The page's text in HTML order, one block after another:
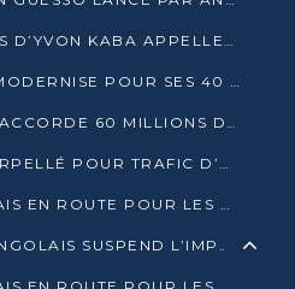
L’ASSOCIATION LES AMIS D’YVON KABA APPELLENT DENIS SASSOU N’GUESSO À SE PORTER CANDIDAT
CONGO : LE BCBTP SE MODERNISE POUR SES 40 ANS D’EXISTENCE
LA BANQUE MONDIALE ACCORDE 60 MILLIONS DE DOLLARS POUR LA RÉSILIENCE URBAINE AU CONGO
NKAYI : UN HOMME INTERPELLÉ POUR TRAFIC D’UN BÉBÉ CHIMPANZÉ
55 ÉTUDIANTS CONGOLAIS EN ROUTE POUR LES UNIVERSITÉS ALGÉRIENNES
LE GOUVERNEMENT CONGOLAIS SUSPEND L’IMPORTATION DES MACHETTES ET DES MOTOS